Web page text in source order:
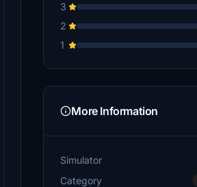
3
2
1
More Information
Simulator
Category